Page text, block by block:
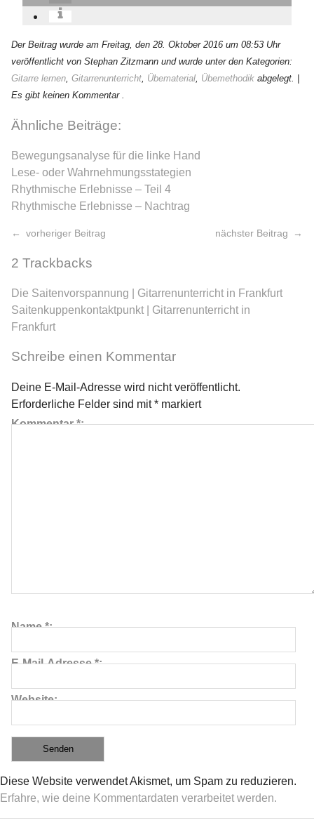
Der Beitrag wurde am Freitag, den 28. Oktober 2016 um 08:53 Uhr
veröffentlicht von Stephan Zitzmann und wurde unter den Kategorien:
Gitarre lernen, Gitarrenunterricht, Übematerial, Übemethodik abgelegt.
Es gibt keinen Kommentar .
Ähnliche Beiträge:
Bewegungsanalyse für die linke Hand
Lese- oder Wahrnehmungsstategien
Rhythmische Erlebnisse – Teil 4
Rhythmische Erlebnisse – Nachtrag
vorheriger Beitrag nächster Beitrag
2 Trackbacks
Die Saitenvorspannung | Gitarrenunterricht in Frankfurt
Saitenkuppenkontaktpunkt | Gitarrenunterricht in
Frankfurt
Schreibe einen Kommentar
Deine E-Mail-Adresse wird nicht veröffentlicht.
Erforderliche Felder sind mit* markiert
Kommentar*
Name*
E-Mail-Adresse*
Website
Diese Website verwendet Akismet, um Spam zu reduzieren.
Erfahre, wie deine Kommentardaten verarbeitet werden.